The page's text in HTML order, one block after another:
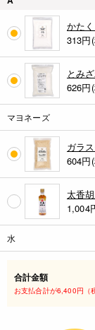
かた
313円
とみ
626円
マヨネーズ
ガラ
604円
太香
1,004
水
合計金額
お支払合計が6,400円（